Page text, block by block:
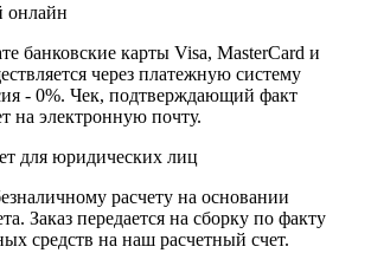
онлайн
банковские карты Visa, MasterCard и
через платежную систему
- 0%. Чек, подтверждающий факт
на электронную почту.
для юридических лиц
расчету на основании
Заказ передается на сборку по факту
средств на наш расчетный счет.